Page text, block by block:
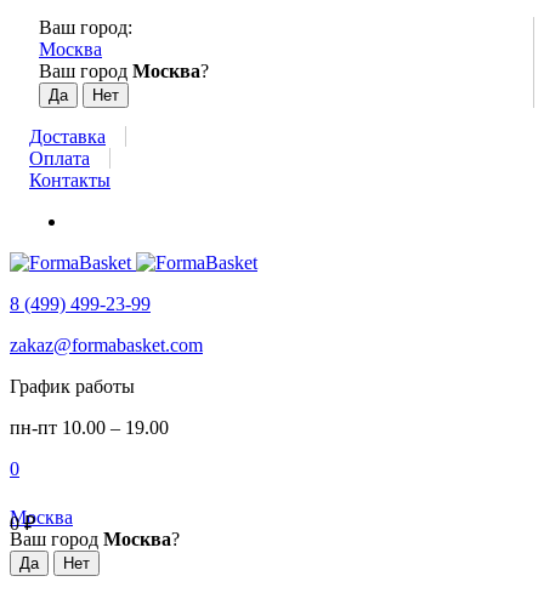
Ваш город:
Москва
Ваш город Москва?
Доставка
Оплата
Контакты
8 (499) 499-23-99
zakaz@formabasket.com
График работы
пн-пт 10.00 – 19.00
0
0₽
Москва
Ваш город Москва?